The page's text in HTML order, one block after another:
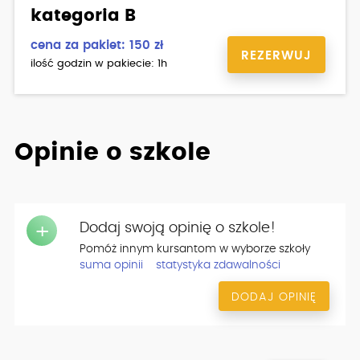
kategoria B
cena za pakiet: 150 zł
ilość godzin w pakiecie: 1h
REZERWUJ
Opinie o szkole
+ Dodaj swoją opinię o szkole!
Pomóż innym kursantom w wyborze szkoły
suma opinii
statystyka zdawalności
DODAJ OPINIĘ